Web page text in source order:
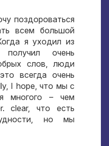
поздороваться
всем большой
я уходил из
получил очень
слов,люди
это всегда очень
I hope, что мы с
многого – чем
clear,что есть
, но мы